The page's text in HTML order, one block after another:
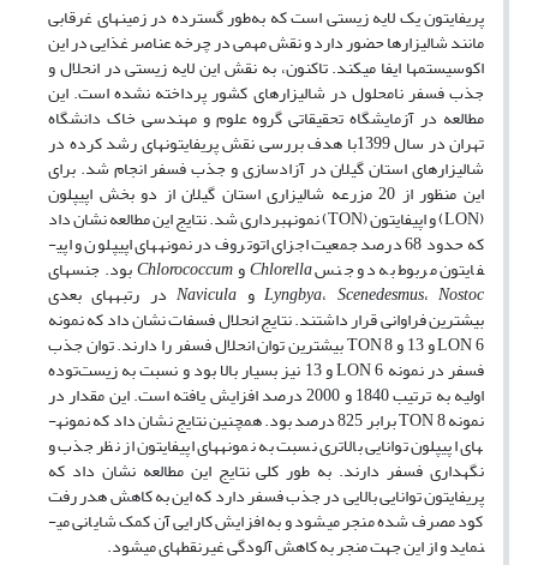
پریفایتون یک لایه زیستی است که به‌طور گسترده در زمین­های غرقابی
مانند شالیزارها حضور دارد و نقش مهمی در چرخه عناصر غذایی در این
اکوسیستم­ها ایفا می­کند. تاکنون، به نقش این لایه زیستی در انحلال و
جذب فسفر نامحلول در شالیزارهای کشور پرداخته نشده است. این
مطالعه در آزمایشگاه تحقیقاتی گروه علوم و مهندسی خاک دانشگاه
تهران در سال 1399با هدف بررسی نقش پریفایتون­های رشد کرده در
شالیزارهای استان گیلان در آزادسازی و جذب فسفر انجام شد. برای
این منظور از 20 مزرعه شالیزاری استان گیلان از دو بخش اپی­پلون
(LON) و اپی­فایتون (TON) نمونه­برداری شد. نتایج این مطالعه نشان داد
که حدود 68 درصد جمعیت اجزای اتوتروف در نمونه­های اپی­پلون و اپی­
فایتون مربوط به دو جنسChlorellaوChlorococcumبود. جنس­های
Lyngbya، Scenedesmus،Nostoc و Naviculaدر رتبه­های بعدی
بیشترین فراوانی قرار داشتند. نتایج انحلال فسفات نشان داد که نمونه
LON 6 و 13 و TON 8 بیشترین توان انحلال فسفر را دارند. توان جذب
فسفر در نمونه LON 6 و 13 نیز بسیار بالا بود و نسبت به زیست‌توده
اولیه به ترتیب 1840 و 2000 درصد افزایش یافته است. این مقدار در
نمونه TON 8 برابر 825 درصد بود. همچنین نتایج نشان داد که نمونه­
های اپی­پلون توانایی بالاتری نسبت به نمونه­های اپی­فایتون از نظر جذب و
نگهداری فسفر دارند. به طور کلی نتایج این مطالعه نشان داد که
پریفایتون توانایی بالایی در جذب فسفر دارد که این به کاهش هدر رفت
کود مصرف شده منجر می­شود و به افزایش کارایی آن کمک شایانی می­
نماید و از این جهت منجر به کاهش آلودگی غیرنقطه­ای می­شود.